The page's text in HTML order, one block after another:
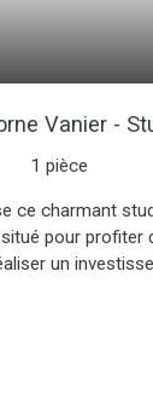
Vanier -
1 pièce
ce charmant
pour profiter
un
se compose
d’eau et d'une
mer, parfaite